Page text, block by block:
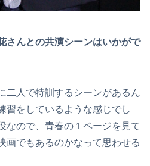
んとの共演シーンはいかがで
二人で特訓するシーンがあるん
習をしているような感じでし
なので、青春の１ページを見て
画でもあるのかなって思わせる